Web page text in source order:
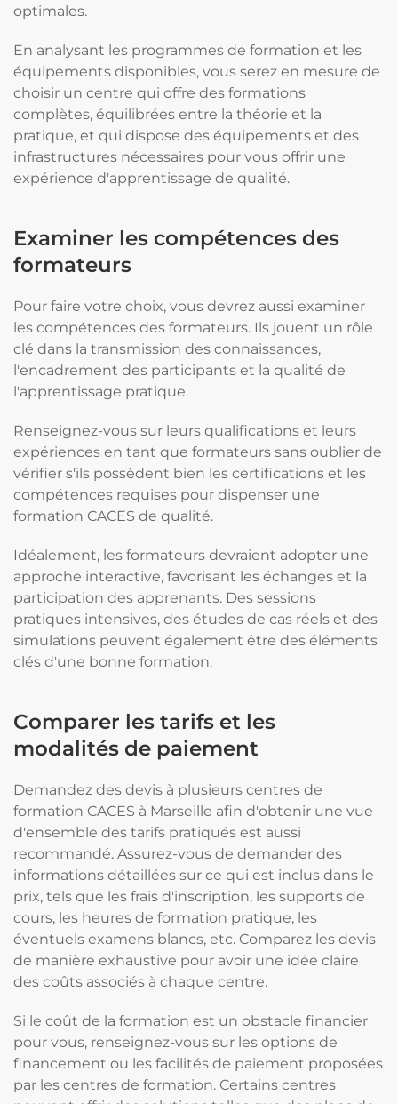
optimales.
En analysant les programmes de formation et les
équipements disponibles, vous serez en mesure de
choisir un centre qui offre des formations
complètes, équilibrées entre la théorie et la
pratique, et qui dispose des équipements et des
infrastructures nécessaires pour vous offrir une
expérience d'apprentissage de qualité.
Examiner les compétences des
formateurs
Pour faire votre choix, vous devrez aussi examiner
les compétences des formateurs. Ils jouent un rôle
clé dans la transmission des connaissances,
l'encadrement des participants et la qualité de
l'apprentissage pratique.
Renseignez-vous sur leurs qualifications et leurs
expériences en tant que formateurs sans oublier de
vérifier s'ils possèdent bien les certifications et les
compétences requises pour dispenser une
formation CACES de qualité.
Idéalement, les formateurs devraient adopter une
approche interactive, favorisant les échanges et la
participation des apprenants. Des sessions
pratiques intensives, des études de cas réels et des
simulations peuvent également être des éléments
clés d'une bonne formation.
Comparer les tarifs et les
modalités de paiement
Demandez des devis à plusieurs centres de
formation CACES à Marseille afin d'obtenir une vue
d'ensemble des tarifs pratiqués est aussi
recommandé. Assurez-vous de demander des
informations détaillées sur ce qui est inclus dans le
prix, tels que les frais d'inscription, les supports de
cours, les heures de formation pratique, les
éventuels examens blancs, etc. Comparez les devis
de manière exhaustive pour avoir une idée claire
des coûts associés à chaque centre.
Si le coût de la formation est un obstacle financier
pour vous, renseignez-vous sur les options de
financement ou les facilités de paiement proposées
par les centres de formation. Certains centres